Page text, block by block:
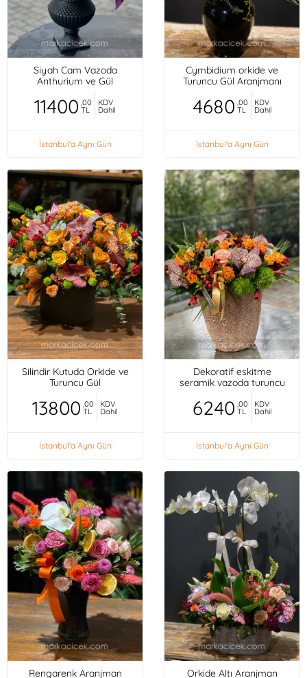
Siyah Cam Vazoda
Anthurium ve Gül
11400 ,00
TL
KDV
Dahil
İstanbul'a Aynı Gün
Cymbidium orkide ve
Turuncu Gül Aranjmanı
4680 ,00
TL
KDV
Dahil
İstanbul'a Aynı Gün
Silindir Kutuda Orkide ve
Turuncu Gül
13800 ,00
TL
KDV
Dahil
İstanbul'a Aynı Gün
Dekoratif eskitme
seramik vazoda turuncu
mini güller, orkideler,
6240 ,00
TL
KDV
Dahil
İstanbul'a Aynı Gün
Rengarenk Aranjman Orkide Altı Aranjman